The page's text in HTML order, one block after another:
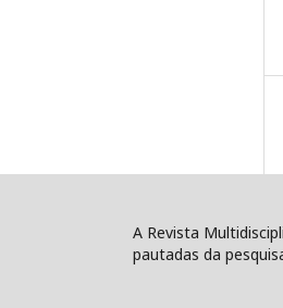
A Revista
pautadas da